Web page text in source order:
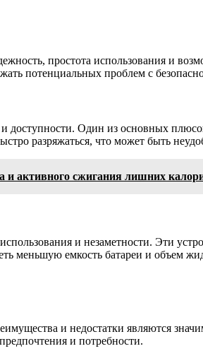
простота использования и
потенциальных проблем с
Один из основных
разряжаться, что может быть
и активного сжигания лишних
и незаметности. Эти
меньшую емкость батареи и объем
и недостатки являются
и потребности.